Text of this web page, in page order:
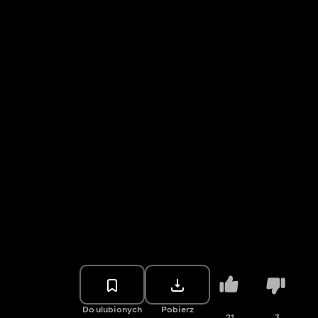
Do ulubionych Pobierz